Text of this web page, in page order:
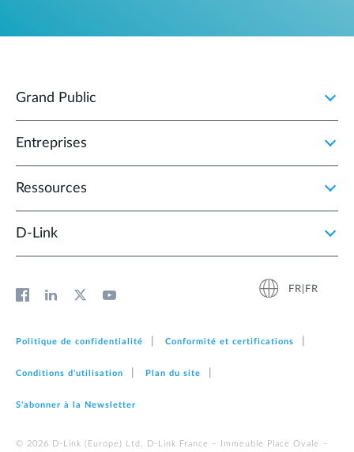
Grand Public
Entreprises
Ressources
D‑Link
FR|FR
Politique de confidentialité Conformité et certifications
Conditions d'utilisation Plan du site
S'abonner à la Newsletter
© 2026 D‑Link (Europe) Ltd. D-Link France – Immeuble Place Ovale –